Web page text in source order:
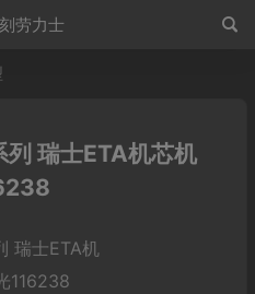
劳力士
瑞士ETA机芯机